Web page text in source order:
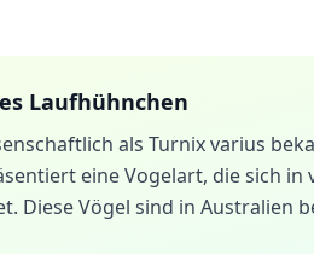
Laufhühnchen
als Turnix varius
eine Vogelart, die sich in
Diese Vögel sind in Australien